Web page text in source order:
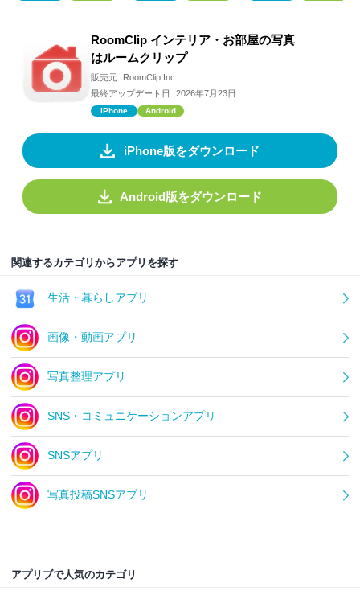
RoomClip インテリア・お部屋の写真
はルームクリップ
販売元: RoomClip Inc.
最終アップデート日: 2026年7月23日
iPhone Android
iPhone版をダウンロード
Android版をダウンロード
関連するカテゴリからアプリを探す
生活・暮らしアプリ
画像・動画アプリ
写真整理アプリ
SNS・コミュニケーションアプリ
SNSアプリ
写真投稿SNSアプリ
アプリブで人気のカテゴリ